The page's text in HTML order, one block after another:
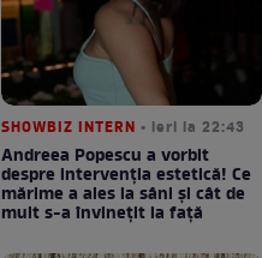
SHOWBIZ INTERN • ieri la 22:43
Andreea Popescu a vorbit
despre intervenția estetică! Ce
mărime a ales la sâni și cât de
mult s-a învinețit la față